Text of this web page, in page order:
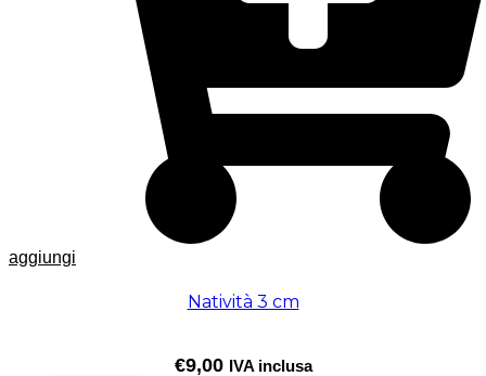
aggiungi
Natività 3 cm
€9,00 IVA inclusa